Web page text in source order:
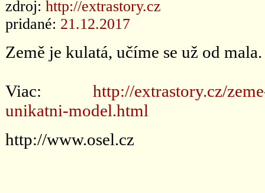
zdroj: http://extrastory.cz
pridané: 21.12.2017
Země je kulatá, učíme se už od
Viac: http://extrastory.cz/
unikatni-model.html
http://www.osel.cz